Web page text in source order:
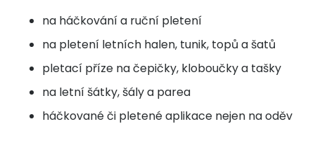
na háčkování a ruční pletení
na pletení letních halen, tunik, topů a šatů
pletací příze na čepičky, kloboučky a tašky
na letní šátky, šály a parea
háčkované či pletené aplikace nejen na oděv